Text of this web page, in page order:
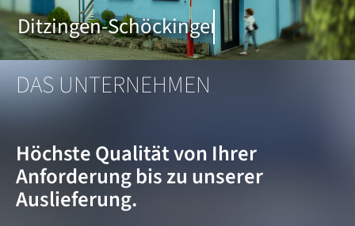
DAS UNTERNEHMEN
Höchste Qualität von Ihrer
Anforderung bis zu unserer
Auslieferung.